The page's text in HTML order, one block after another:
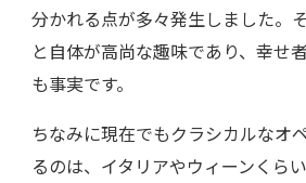
分かれる点が多々発生しました。
と自体が高尚な趣味であり、幸せ
も事実です。
ちなみに現在でもクラシカルなオ
るのは、イタリアやウィーンくら